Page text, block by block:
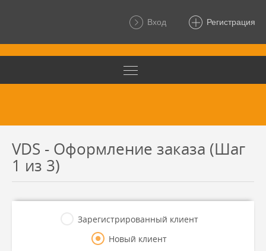
Вход Регистрация
VDS - Оформление заказа (Шаг
1 из 3)
Зарегистрированный клиент
Новый клиент